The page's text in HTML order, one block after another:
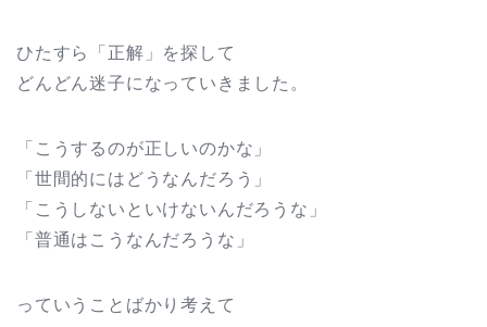
ひたすら「正解」を探して
どんどん迷子になっていきました。
「こうするのが正しいのかな」
「世間的にはどうなんだろう」
「こうしないといけないんだろうな」
「普通はこうなんだろうな」
っていうことばかり考えて